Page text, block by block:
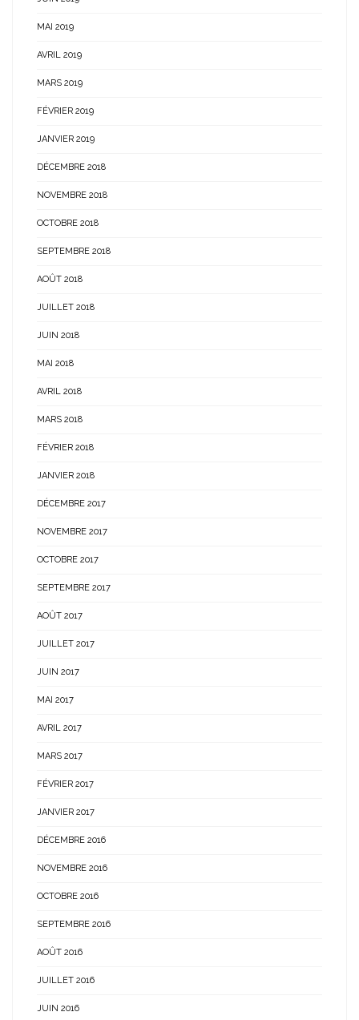
MAI 2019
AVRIL 2019
MARS 2019
FÉVRIER 2019
JANVIER 2019
DÉCEMBRE 2018
NOVEMBRE 2018
OCTOBRE 2018
SEPTEMBRE 2018
AOÛT 2018
JUILLET 2018
JUIN 2018
MAI 2018
AVRIL 2018
MARS 2018
FÉVRIER 2018
JANVIER 2018
DÉCEMBRE 2017
NOVEMBRE 2017
OCTOBRE 2017
SEPTEMBRE 2017
AOÛT 2017
JUILLET 2017
JUIN 2017
MAI 2017
AVRIL 2017
MARS 2017
FÉVRIER 2017
JANVIER 2017
DÉCEMBRE 2016
NOVEMBRE 2016
OCTOBRE 2016
SEPTEMBRE 2016
AOÛT 2016
JUILLET 2016
JUIN 2016